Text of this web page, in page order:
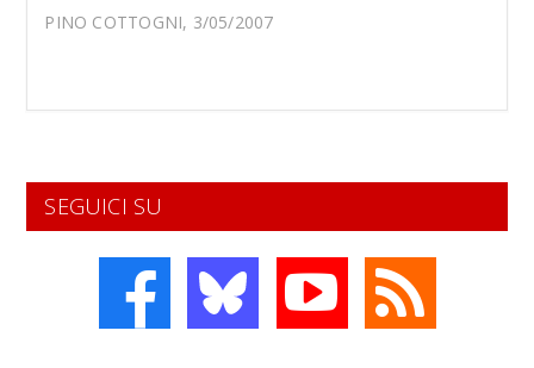
PINO COTTOGNI, 3/05/2007
SEGUICI SU